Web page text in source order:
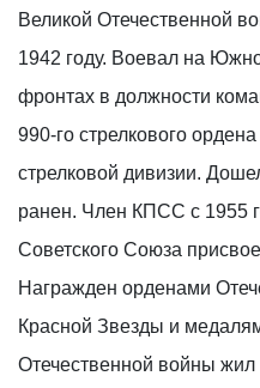
Великой Отечественной
1942 году. Воевал на
фронтах в должности
990-го стрелкового
стрелковой дивизии.
ранен. Член КПСС с 1955
Советского Союза
Награжден орденами
Красной Звезды и
Отечественной войны